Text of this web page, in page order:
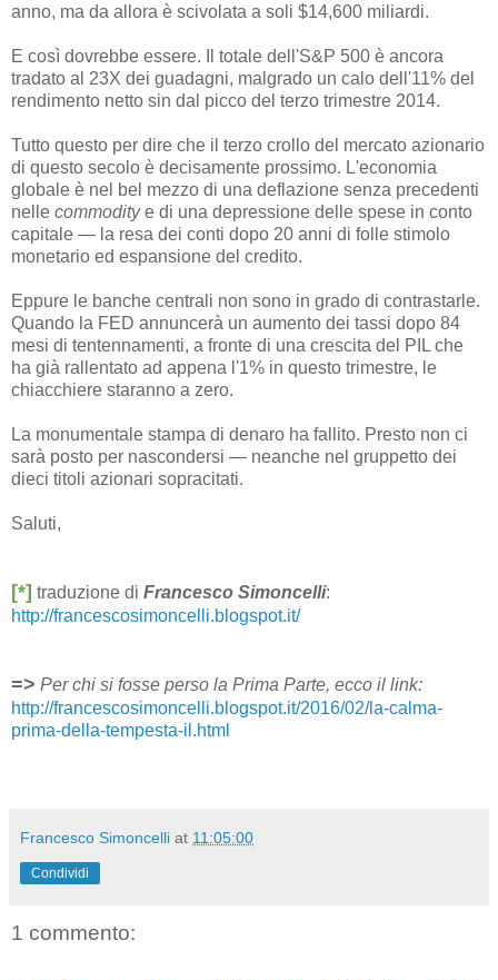
anno, ma da allora è scivolata a soli $14,600 miliardi.
E così dovrebbe essere. Il totale dell'S&P 500 è ancora
tradato al 23X dei guadagni, malgrado un calo dell'11% del
rendimento netto sin dal picco del terzo trimestre 2014.
Tutto questo per dire che il terzo crollo del mercato azionario
di questo secolo è decisamente prossimo. L'economia
globale è nel bel mezzo di una deflazione senza precedenti
nelle commoditye di una depressione delle spese in conto
capitale — la resa dei conti dopo 20 anni di folle stimolo
monetario ed espansione del credito.
Eppure le banche centrali non sono in grado di contrastarle.
Quando la FED annuncerà un aumento dei tassi dopo 84
mesi di tentennamenti, a fronte di una crescita del PIL che
ha già rallentato ad appena l'1% in questo trimestre, le
chiacchiere staranno a zero.
La monumentale stampa di denaro ha fallito. Presto non ci
sarà posto per nascondersi — neanche nel gruppetto dei
dieci titoli azionari sopracitati.
Saluti,
[*] traduzione di Francesco Simoncelli:
http://francescosimoncelli.blogspot.it/
=> Per chi si fosse perso la Prima Parte, ecco il link:
http://francescosimoncelli.blogspot.it/2016/02/la-calma-
prima-della-tempesta-il.html
Francesco Simoncelli at 11:05:00
Condividi
1 commento: